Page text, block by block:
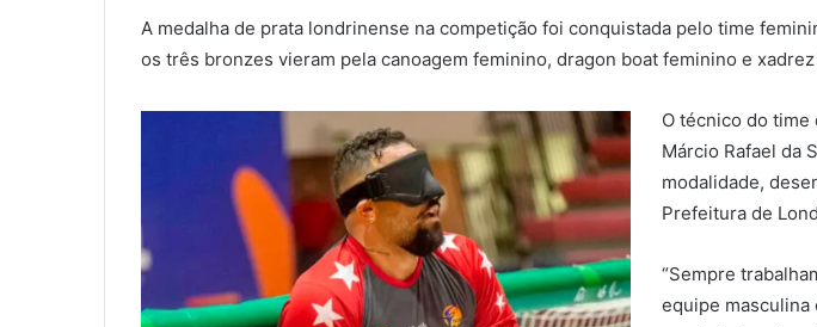
A medalha de prata londrinense na competição foi conquistada pelo time
os três bronzes vieram pela canoagem feminino, dragon boat feminino e
O técnico do
Márcio Rafael da
modalidade,
Prefeitura de
“Sempre
equipe masculina